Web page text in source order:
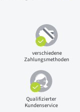
verschiedene
Zahlungsmethoden
Qualifizierter
Kundenservice